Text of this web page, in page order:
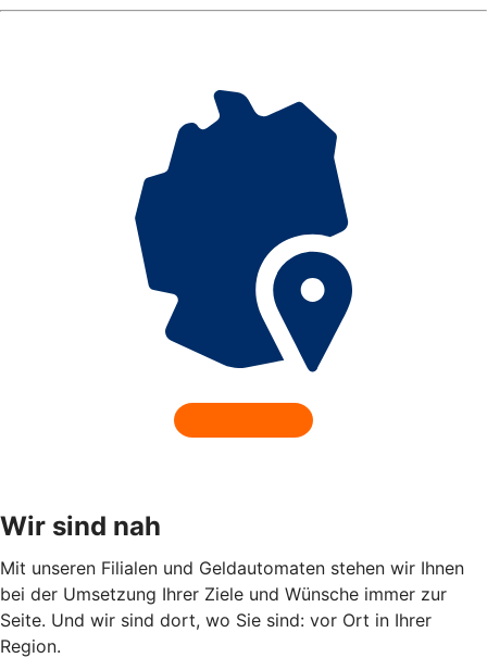
Wir sind nah
Mit unseren Filialen und Geldautomaten stehen wir Ihnen
bei der Umsetzung Ihrer Ziele und Wünsche immer zur
Seite. Und wir sind dort, wo Sie sind: vor Ort in Ihrer
Region.